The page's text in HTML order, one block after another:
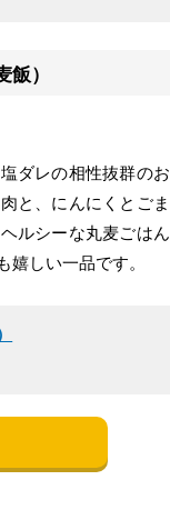
）
ダレの相性抜群のお
と、にんにくとごま
ルシーな丸麦ごはん
嬉しい一品です。